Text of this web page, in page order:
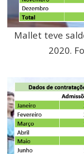
Mallet teve
2020.